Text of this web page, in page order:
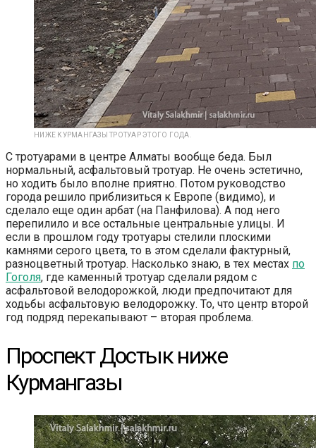
НИЖЕ КУРМАНГАЗЫ ТРОТУАР ЭТОГО ГОДА.
С тротуарами в центре Алматы вообще беда. Был
нормальный, асфальтовый тротуар. Не очень эстетично,
но ходить было вполне приятно. Потом руководство
города решило приблизиться к Европе (видимо), и
сделало еще один арбат (на Панфилова). А под него
перепилило и все остальные центральные улицы. И
если в прошлом году тротуары стелили плоскими
камнями серого цвета, то в этом сделали фактурный,
разноцветный тротуар. Насколько знаю, в тех местах по
Гоголя, где каменный тротуар сделали рядом с
асфальтовой велодорожкой, люди предпочитают для
ходьбы асфальтовую велодорожку. То, что центр второй
год подряд перекапывают – вторая проблема.
Проспект Достык ниже
Курмангазы